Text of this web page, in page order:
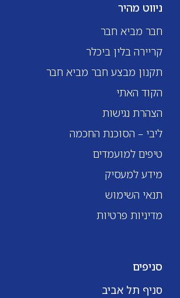
ניווט מהיר
חבר מביא חבר
קריירה בלין ביכלר
תקנון מבצע חבר מביא חבר
הקוד האתי
הצהרת נגישות
ליבי – הסוכנת החכמה
טיפים למועמדים
מידע למעסיק
תנאי השימוש
מדיניות פרטיות
סניפים
סניף תל אביב